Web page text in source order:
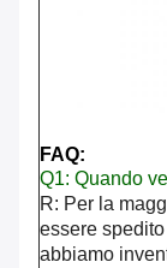
FAQ:
Q1: Quando
R: Per la
essere
abbiamo